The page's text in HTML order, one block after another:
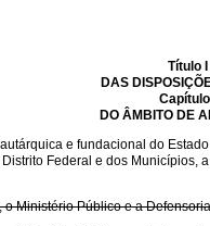
Título I
DAS
Capítulo I
DO ÂMBITO DE
e fundacional do
Federal e dos
Ministério Público e a